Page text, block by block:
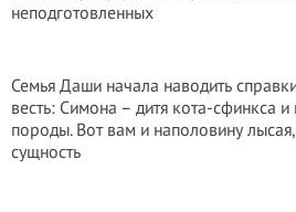
неподготовленных
Семья Даши начала наводить
весть: Симона – дитя кота-сфинкса
породы. Вот вам и наполовину
сущность